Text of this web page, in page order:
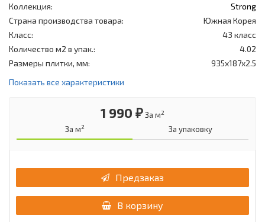
Коллекция:
Strong
Страна производства товара:
Южная Корея
Класс:
43 класс
Количество м2 в упак.:
4.02
Размеры плитки, мм:
935x187x2.5
Показать все характеристики
1 990 ₽За м2
За м2 За упаковку
Предзаказ
В корзину